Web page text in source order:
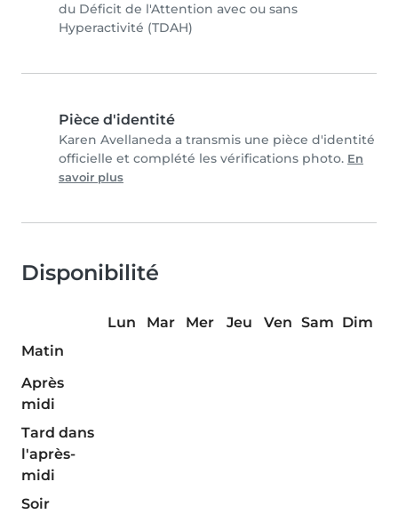
du Déficit de l'Attention avec ou sans
Hyperactivité (TDAH)
Pièce d'identité
Karen Avellaneda a transmis une pièce d'identité
officielle et complété les vérifications photo. En
savoir plus
Disponibilité
Lun Mar Mer Jeu Ven Sam Dim
Matin
Après
midi
Tard dans
l'après-
midi
Soir